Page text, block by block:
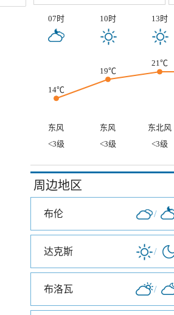
07时 10时 13时
14℃
19℃
21℃
东风 东风 东北风
<3级
<3级 <3级
周边地区
布伦 /
达克斯 /
布洛瓦 /